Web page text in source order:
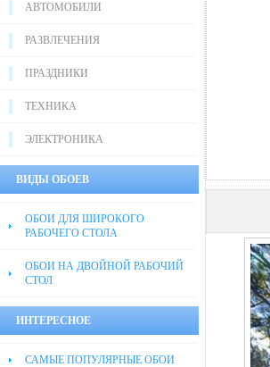
АВТОМОБИЛИ
РАЗВЛЕЧЕНИЯ
ПРАЗДНИКИ
ТЕХНИКА
ЭЛЕКТРОНИКА
ВИДЫ ОБОЕВ
ОБОИ ДЛЯ ШИРОКОГО
РАБОЧЕГО СТОЛА
ОБОИ НА ДВОЙНОЙ РАБОЧИЙ
СТОЛ
ИНТЕРЕСНОЕ
САМЫЕ ПОПУЛЯРНЫЕ ОБОИ